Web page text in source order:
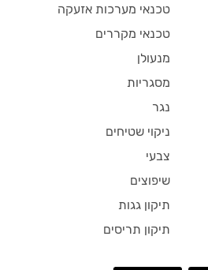
טכנאי מערכות אזעקה
טכנאי מקררים
מנעולן
מסגריות
נגר
ניקוי שטיחים
צבעי
שיפוצים
תיקון גגות
תיקון תריסים